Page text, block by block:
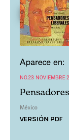
Aparece en:
NO.23 NOVIEMBRE
México
VERSIÓN PDF